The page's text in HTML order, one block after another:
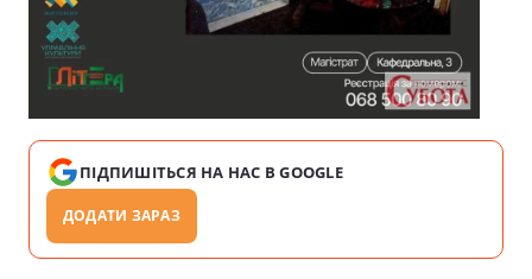
ПІДПИШІТЬСЯ НА НАС В GOOGLE
ДОДАТИ ЗАРАЗ